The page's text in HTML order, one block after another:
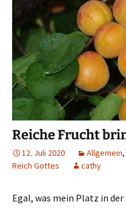
Reiche Frucht
12. Juli 2020 Allgemein,
Reich Gottes
cathy
Egal, was mein Platz in